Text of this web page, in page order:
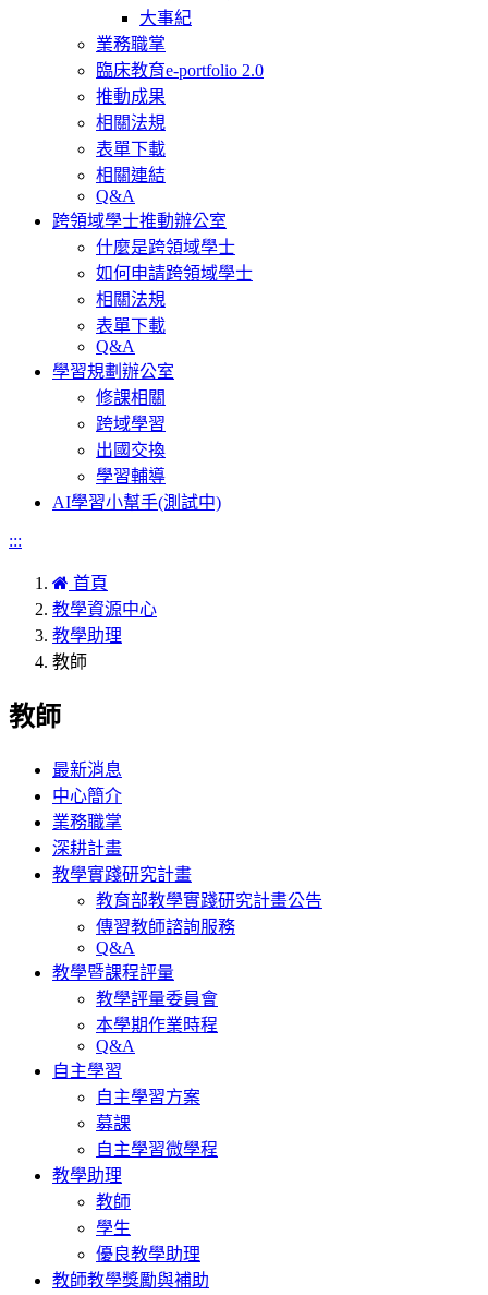
大事紀
業務職掌
臨床教育e-portfolio 2.0
推動成果
相關法規
表單下載
相關連結
Q&A
跨領域學士推動辦公室
什麼是跨領域學士
如何申請跨領域學士
相關法規
表單下載
Q&A
學習規劃辦公室
修課相關
跨域學習
出國交換
學習輔導
AI學習小幫手(測試中)
:::
首頁
教學資源中心
教學助理
教師
教師
最新消息
中心簡介
業務職掌
深耕計畫
教學實踐研究計畫
教育部教學實踐研究計畫公告
傳習教師諮詢服務
Q&A
教學暨課程評量
教學評量委員會
本學期作業時程
Q&A
自主學習
自主學習方案
募課
自主學習微學程
教學助理
教師
學生
優良教學助理
教師教學獎勵與補助